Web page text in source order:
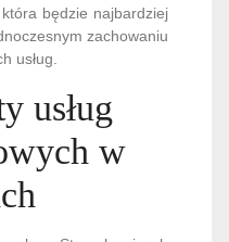
będzie najbardziej
zachowaniu
usług.
usług
w